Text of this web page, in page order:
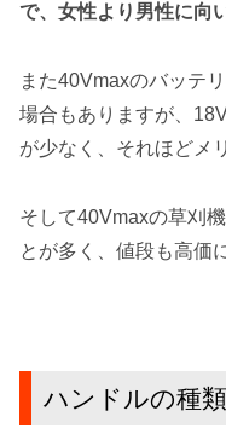
で、女性より男性に向
また40Vmaxのバッテ
場合もありますが、
が少なく、それほどメ
そして40Vmaxの草刈
とが多く、値段も高価
ハンドルの種類